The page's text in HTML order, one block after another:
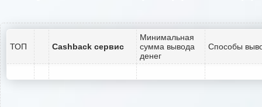
ТОП Cashback сервис
Минимальная
сумма вывода
денег
Способы